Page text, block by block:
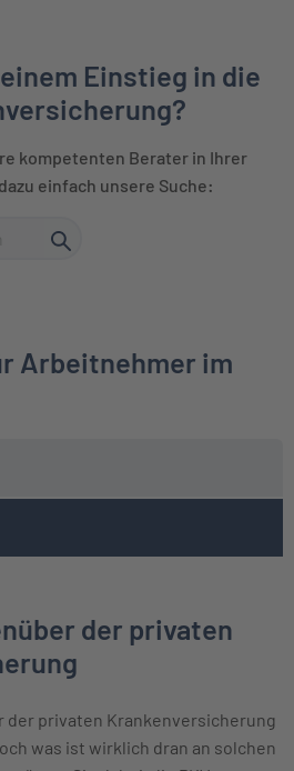
Einstieg in die
kompetenten Berater in Ihrer
einfach unsere Suche:
Arbeitnehmer im
der privaten
der privaten Krankenversicherung
was ist wirklich dran an solchen